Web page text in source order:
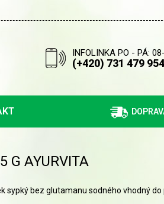
INFOLINKA PO - PÁ:
(+420) 731 479 954
G AYURVITA
sypký bez glutamanu sodného vhodný do